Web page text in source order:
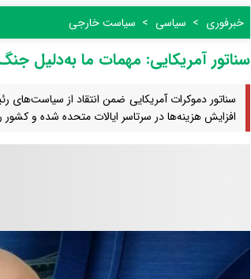
خبرفوری سیاسی سیاست خارجی
سناتور آمریکایی: مهمات ما به‌دلیل
سناتور دموکرات آمریکایی ضمن انتقاد از
افزایش هزینه‌ها در سرتاسر ایالات متحده شده و کشور